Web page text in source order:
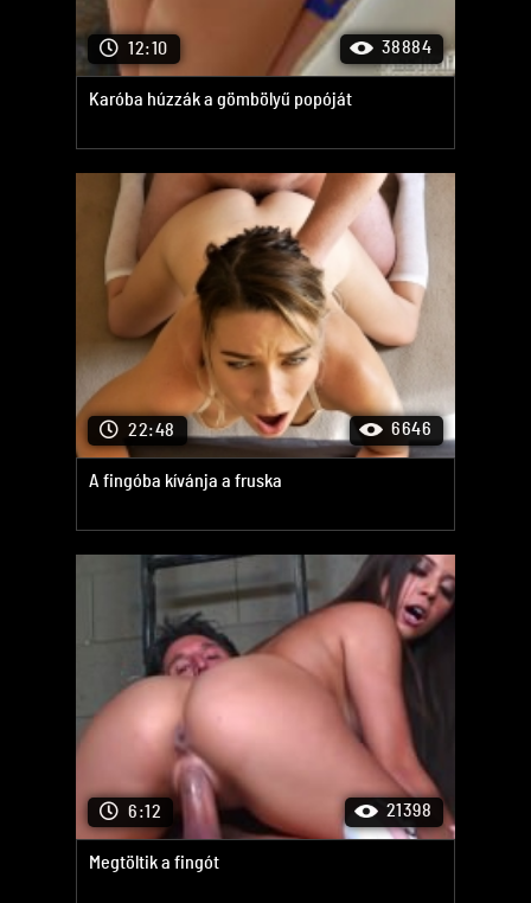
Karóba húzzák a gömbölyű popóját
12:10 38884
A fingóba kívánja a fruska
22:48 6646
Megtöltik a fingót
6:12 21398